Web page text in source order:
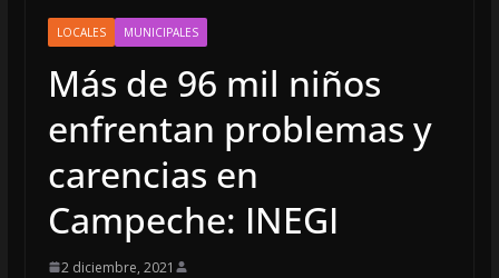
LOCALES MUNICIPALES
Más de 96 mil niños
enfrentan problemas y
carencias en
Campeche: INEGI
2 diciembre, 2021